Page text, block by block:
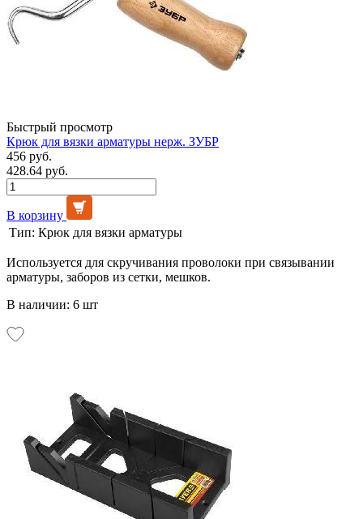
Быстрый просмотр
Крюк для вязки арматуры нерж. ЗУБР
456 руб.
428.64 руб.
В корзину
Тип: Крюк для вязки арматуры
Используется для скручивания проволоки при связывании
арматуры, заборов из сетки, мешков.
В наличии: 6 шт